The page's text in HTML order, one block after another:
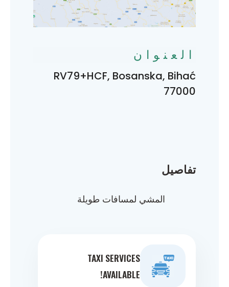
تفاصيل
المشي لمسافات طويلة
TAXI SERVICES
AVAILABLE!
العنوان
RV79+HCF, Bosanska, Bihać
77000